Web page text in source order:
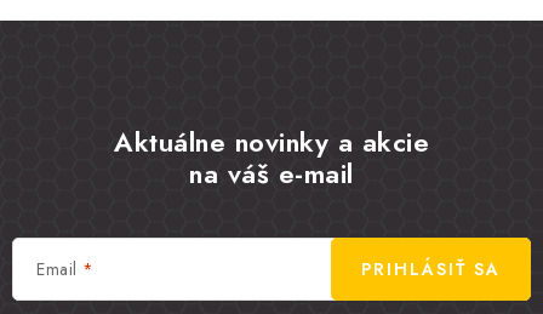
Aktuálne novinky a akcie
na váš e-mail
Email PRIHLÁSIŤ SA